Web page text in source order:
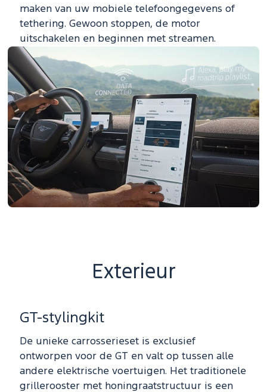
maken van uw mobiele telefoongegevens of
tethering. Gewoon stoppen, de motor
uitschakelen en beginnen met streamen.
Exterieur
GT-stylingkit
De unieke carrosserieset is exclusief
ontworpen voor de GT en valt op tussen alle
andere elektrische voertuigen. Het traditionele
grillerooster met honingraatstructuur is een